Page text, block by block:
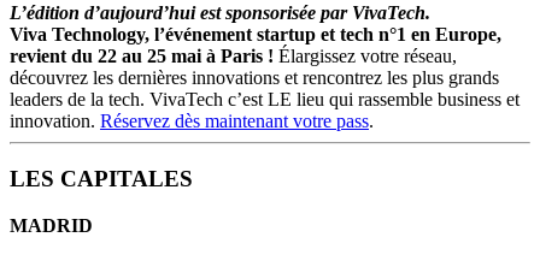
L’édition d’aujourd’hui est sponsorisée par VivaTech.
Viva Technology, l’événement startup et tech n°1 en Europe,
revient du 22 au 25 mai à Paris ! Élargissez votre réseau,
découvrez les dernières innovations et rencontrez les plus grands
leaders de la tech. VivaTech c’est LE lieu qui rassemble business et
innovation. Réservez dès maintenant votre pass.
LES CAPITALES
MADRID